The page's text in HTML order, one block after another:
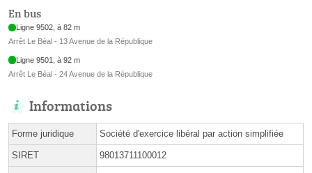
En bus
Ligne 9502, à 82 m
Arrêt Le Béal - 13 Avenue de la République
Ligne 9501, à 92 m
Arrêt Le Béal - 24 Avenue de la République
Informations
Forme juridique Société d'exercice libéral par action simplifiée
SIRET 98013711100012